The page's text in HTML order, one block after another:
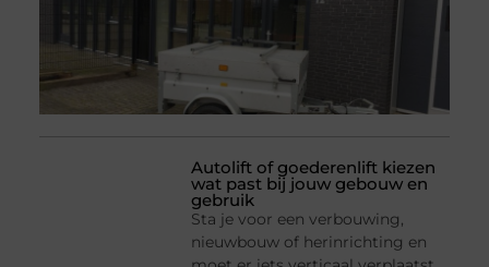
Autolift of goederenlift kiezen
wat past bij jouw gebouw en
gebruik
Sta je voor een verbouwing,
nieuwbouw of herinrichting en